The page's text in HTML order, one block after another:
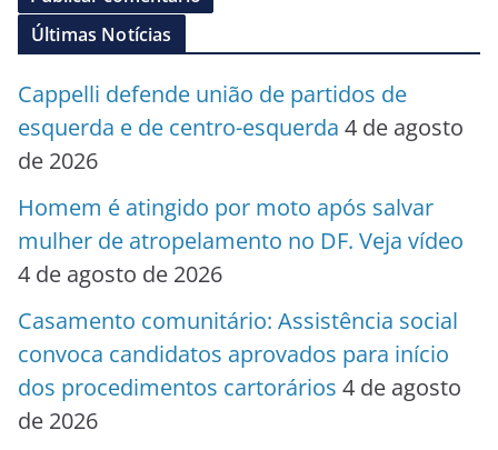
Últimas Notícias
Cappelli defende união de partidos de
esquerda e de centro-esquerda 4 de agosto
de 2026
Homem é atingido por moto após salvar
mulher de atropelamento no DF. Veja vídeo
4 de agosto de 2026
Casamento comunitário: Assistência social
convoca candidatos aprovados para início
dos procedimentos cartorários 4 de agosto
de 2026